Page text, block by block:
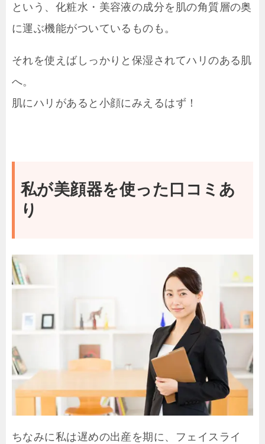
という、化粧水・美容液の成分を肌の角質層の奥
に運ぶ機能がついているものも。
それを使えばしっかりと保湿されてハリのある肌
へ。
肌にハリがあると小顔にみえるはず！
私が美顔器を使った口コミあ
り
ちなみに私は遅めの出産を期に、フェイスライ